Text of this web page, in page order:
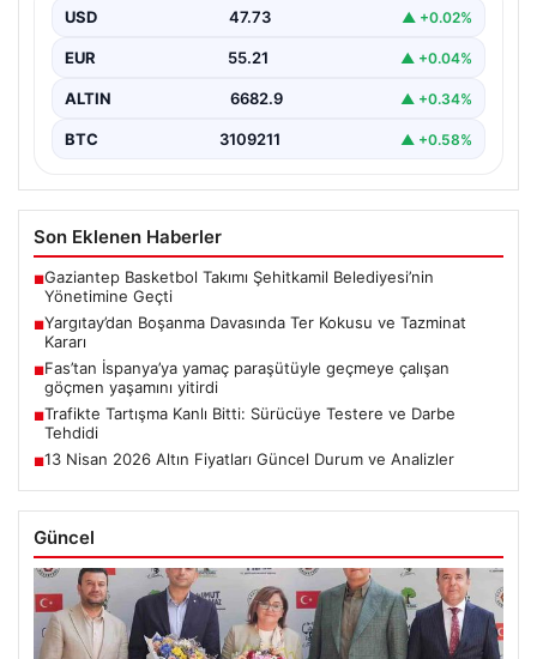
gerçekleşen önemli bir boşanma davasında, eşlerin
yaşadığı ciddi…
USD 47.73 ▲ +0.02%
EUR 55.21 ▲ +0.04%
ALTIN 6682.9 ▲ +0.34%
BTC 3109211 ▲ +0.58%
Son Eklenen Haberler
■Gaziantep Basketbol Takımı Şehitkamil Belediyesi’nin
Yönetimine Geçti
■Yargıtay’dan Boşanma Davasında Ter Kokusu ve Tazminat
Kararı
■Fas’tan İspanya’ya yamaç paraşütüyle geçmeye çalışan
göçmen yaşamını yitirdi
■Trafikte Tartışma Kanlı Bitti: Sürücüye Testere ve Darbe
Tehdidi
■13 Nisan 2026 Altın Fiyatları Güncel Durum ve Analizler
Güncel